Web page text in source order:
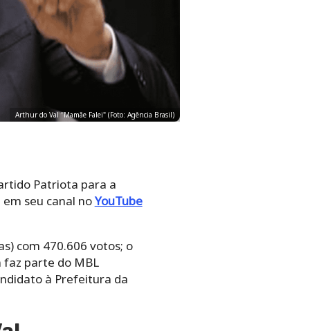
Arthur do Val "Mamãe Falei" (Foto: Agência Brasil)
Patriota para a
seu canal noYouTube
com 470.606 votos; o
faz parte do MBL
à Prefeitura da